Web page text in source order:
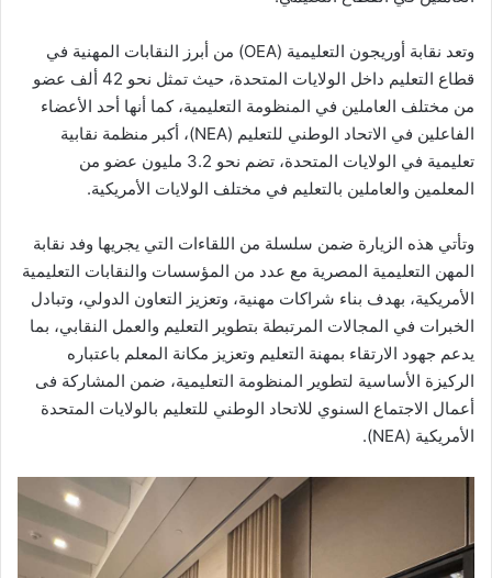
وتعد نقابة أوريجون التعليمية (OEA) من أبرز النقابات المهنية في
قطاع التعليم داخل الولايات المتحدة، حيث تمثل نحو 42 ألف عضو
من مختلف العاملين في المنظومة التعليمية، كما أنها أحد الأعضاء
الفاعلين في الاتحاد الوطني للتعليم (NEA)، أكبر منظمة نقابية
تعليمية في الولايات المتحدة، تضم نحو 3.2 مليون عضو من
المعلمين والعاملين بالتعليم في مختلف الولايات الأمريكية.
وتأتي هذه الزيارة ضمن سلسلة من اللقاءات التي يجريها وفد نقابة
المهن التعليمية المصرية مع عدد من المؤسسات والنقابات التعليمية
الأمريكية، بهدف بناء شراكات مهنية، وتعزيز التعاون الدولي، وتبادل
الخبرات في المجالات المرتبطة بتطوير التعليم والعمل النقابي، بما
يدعم جهود الارتقاء بمهنة التعليم وتعزيز مكانة المعلم باعتباره
الركيزة الأساسية لتطوير المنظومة التعليمية، ضمن المشاركة فى
أعمال الاجتماع السنوي للاتحاد الوطني للتعليم بالولايات المتحدة
الأمريكية (NEA).